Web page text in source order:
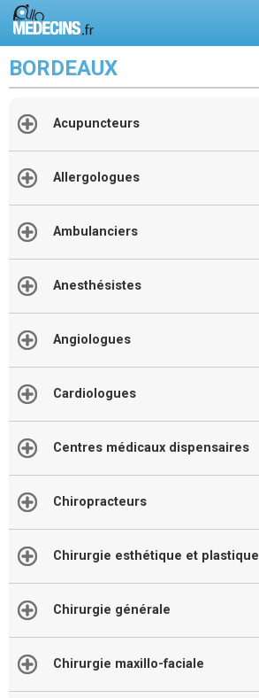
BORDEAUX
Acupuncteurs
Allergologues
Ambulanciers
Anesthésistes
Angiologues
Cardiologues
Centres médicaux dispensaires
Chiropracteurs
Chirurgie esthétique et plastique
Chirurgie générale
Chirurgie maxillo-faciale